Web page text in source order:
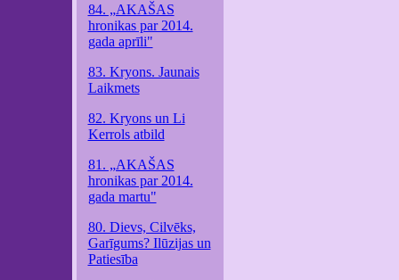
84. „AKAŠAS
hronikas par 2014.
gada aprīli"
83. Kryons. Jaunais
Laikmets
82. Kryons un Li
Kerrols atbild
81. „AKAŠAS
hronikas par 2014.
gada martu"
80. Dievs, Cilvēks,
Garīgums? Ilūzijas un
Patiesība